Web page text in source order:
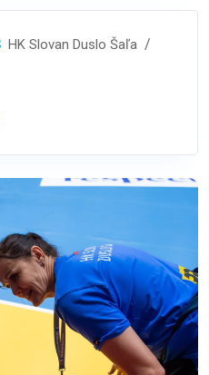
HK Slovan Duslo Šaľa